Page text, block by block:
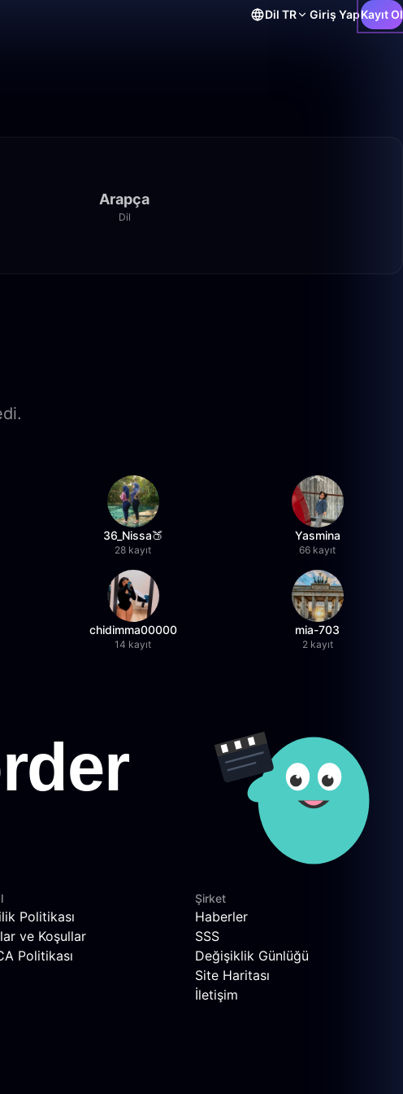
Dil TR Giriş YapKayıt Ol
Arapça
Dil
36_Nissa🍑
28 kayıt
Yasmina
66 kayıt
chidimma00000
14 kayıt
mia-703
2 kayıt
Politikası
ve Koşullar
Politikası
Şirket
Haberler
SSS
Değişiklik Günlüğü
Site Haritası
İletişim